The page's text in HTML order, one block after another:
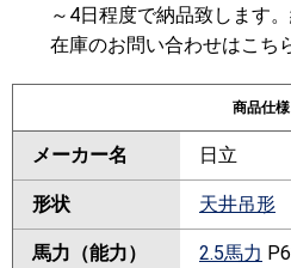
～4日程度で納品致します
在庫のお問い合わせはこち
商品仕様
メーカー名 日立
形状 天井吊形
馬力（能力） 2.5馬力